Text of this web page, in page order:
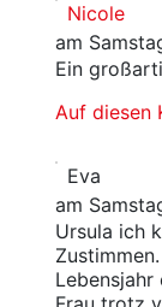
Nicole
am
Ein
Auf diesen
Eva
am
Ursula ich